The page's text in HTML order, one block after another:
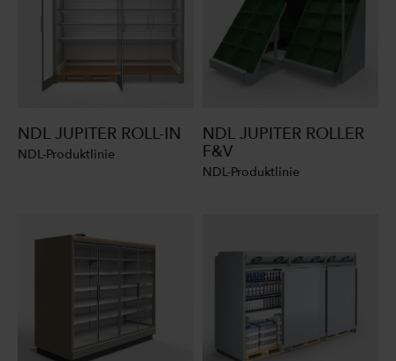
NDL JUPITER ROLL-IN
NDL-Produktlinie
NDL JUPITER ROLLER
F&V
NDL-Produktlinie